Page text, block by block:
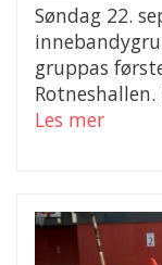
Søndag 22.
gruppas
Les mer